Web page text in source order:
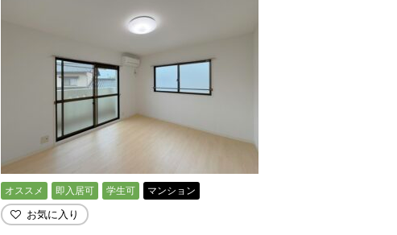
オススメ 即入居可 学生可 マンション
お気に入り